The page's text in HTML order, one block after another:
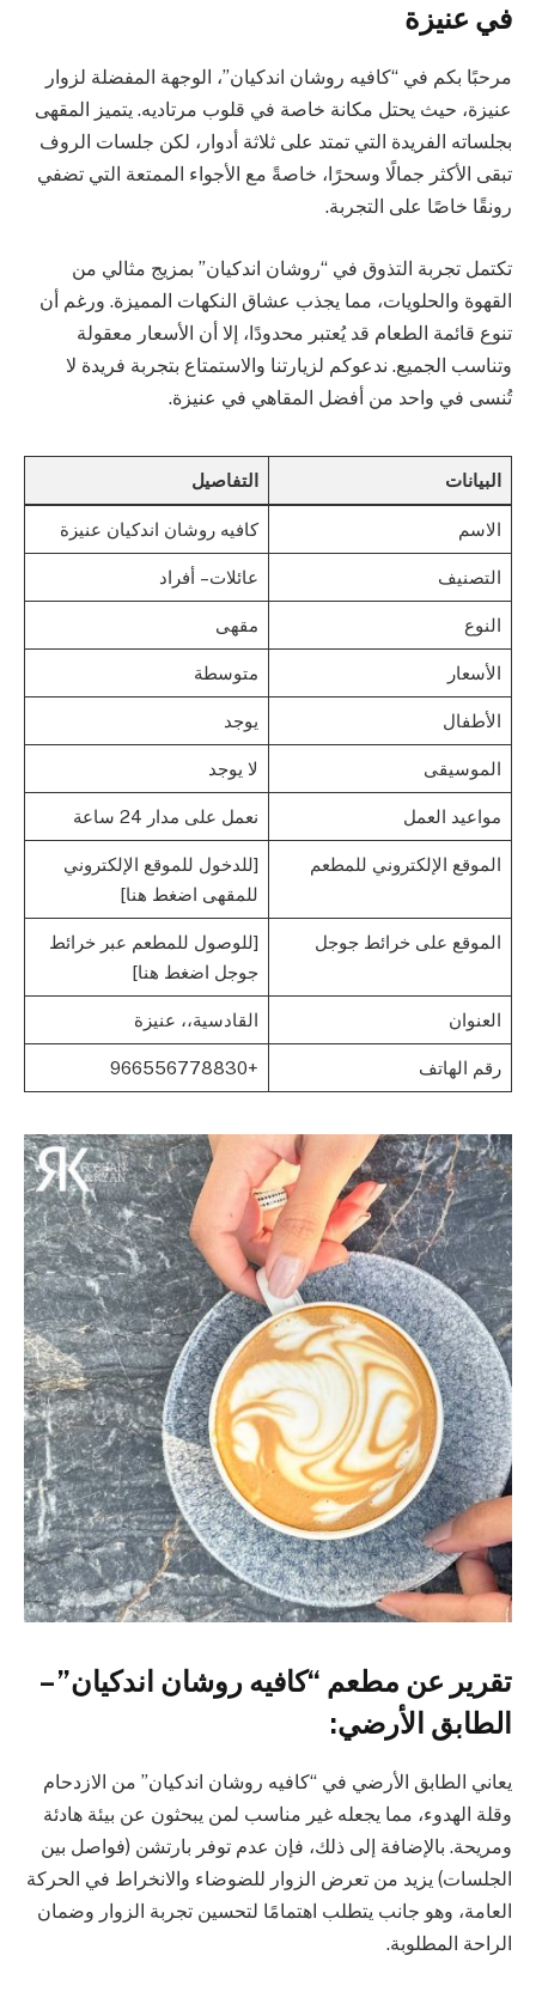
في عنيزة
مرحبًا بكم في “كافيه روشان اندكيان”، الوجهة المفضلة لزوار
عنيزة، حيث يحتل مكانة خاصة في قلوب مرتاديه. يتميز المقهى
بجلساته الفريدة التي تمتد على ثلاثة أدوار، لكن جلسات الروف
تبقى الأكثر جمالًا وسحرًا، خاصةً مع الأجواء الممتعة التي تضفي
رونقًا خاصًا على التجربة.
تكتمل تجربة التذوق في “روشان اندكيان” بمزيج مثالي من
القهوة والحلويات، مما يجذب عشاق النكهات المميزة. ورغم أن
تنوع قائمة الطعام قد يُعتبر محدودًا، إلا أن الأسعار معقولة
وتناسب الجميع. ندعوكم لزيارتنا والاستمتاع بتجربة فريدة لا
تُنسى في واحد من أفضل المقاهي في عنيزة.
البيانات التفاصيل
الاسم كافيه روشان اندكيان عنيزة
التصنيف عائلات – أفراد
النوع مقهى
الأسعار متوسطة
الأطفال يوجد
الموسيقى لا يوجد
مواعيد العمل نعمل على مدار 24 ساعة
الموقع الإلكتروني للمطعم
[للدخول للموقع الإلكتروني
للمقهى اضغط هنا]
الموقع على خرائط جوجل
[للوصول للمطعم عبر خرائط
جوجل اضغط هنا]
العنوان القادسية،، عنيزة
رقم الهاتف +966556778830
تقرير عن مطعم “كافيه روشان اندكيان” –
الطابق الأرضي:
يعاني الطابق الأرضي في “كافيه روشان اندكيان” من الازدحام
وقلة الهدوء، مما يجعله غير مناسب لمن يبحثون عن بيئة هادئة
ومريحة. بالإضافة إلى ذلك، فإن عدم توفر بارتشن (فواصل بين
الجلسات) يزيد من تعرض الزوار للضوضاء والانخراط في الحركة
العامة، وهو جانب يتطلب اهتمامًا لتحسين تجربة الزوار وضمان
الراحة المطلوبة.